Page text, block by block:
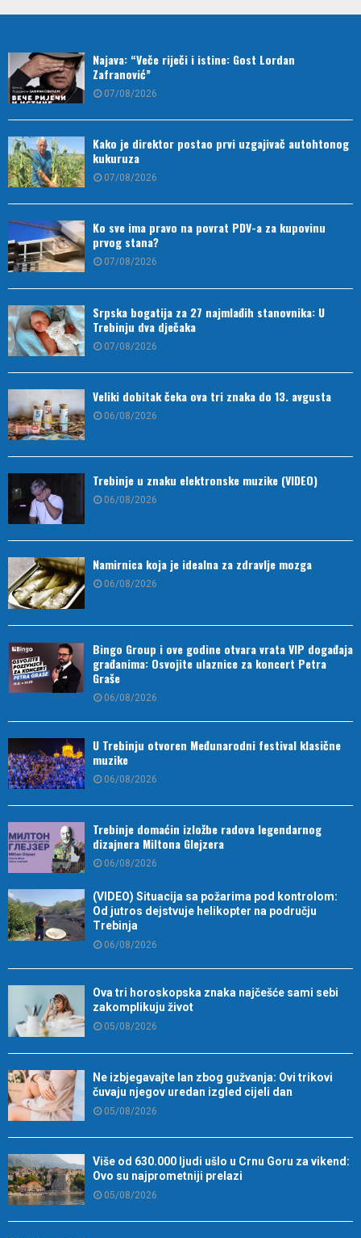
Najava: “Veče riječi i istine: Gost Lordan
Zafranović”
07/08/2026
Kako je direktor postao prvi uzgajivač autohtonog
kukuruza
07/08/2026
Ko sve ima pravo na povrat PDV-a za kupovinu
prvog stana?
07/08/2026
Srpska bogatija za 27 najmlađih stanovnika: U
Trebinju dva dječaka
07/08/2026
Veliki dobitak čeka ova tri znaka do 13. avgusta
06/08/2026
Trebinje u znaku elektronske muzike (VIDEO)
06/08/2026
Namirnica koja je idealna za zdravlje mozga
06/08/2026
Bingo Group i ove godine otvara vrata VIP događaja
građanima: Osvojite ulaznice za koncert Petra
Graše
06/08/2026
U Trebinju otvoren Međunarodni festival klasične
muzike
06/08/2026
Trebinje domaćin izložbe radova legendarnog
dizajnera Miltona Glejzera
06/08/2026
(VIDEO) Situacija sa požarima pod kontrolom:
Od jutros dejstvuje helikopter na području
Trebinja
06/08/2026
Ova tri horoskopska znaka najčešće sami sebi
zakomplikuju život
05/08/2026
Ne izbjegavajte lan zbog gužvanja: Ovi trikovi
čuvaju njegov uredan izgled cijeli dan
05/08/2026
Više od 630.000 ljudi ušlo u Crnu Goru za vikend:
Ovo su najprometniji prelazi
05/08/2026